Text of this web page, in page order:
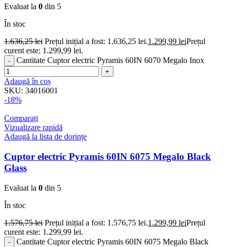
Evaluat la 0 din 5
În stoc
1.636,25lei Prețul inițial a fost: 1.636,25 lei.1.299,99 leiPrețul
curent este: 1.299,99 lei.
Cantitate Cuptor electric Pyramis 60IN 6070 Megalo Inox
Adaugă în coș
SKU: 34016001
-18%
Comparați
Vizualizare rapidă
Adaugă la lista de dorințe
Cuptor electric Pyramis 60IN 6075 Megalo Black
Glass
Evaluat la 0 din 5
În stoc
1.576,75lei Prețul inițial a fost: 1.576,75 lei.1.299,99 leiPrețul
curent este: 1.299,99 lei.
Cantitate Cuptor electric Pyramis 60IN 6075 Megalo Black